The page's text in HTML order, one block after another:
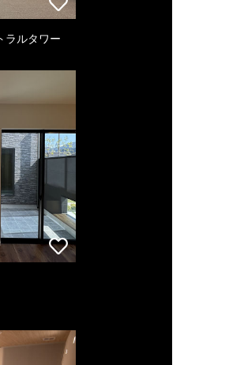
ラルタワー